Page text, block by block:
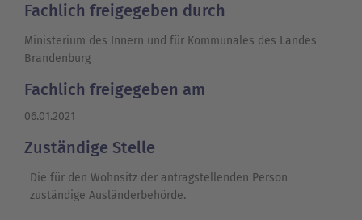
Fachlich freigegeben durch
Ministerium des Innern und für Kommunales des Landes
Brandenburg
Fachlich freigegeben am
06.01.2021
Zuständige Stelle
Die für den Wohnsitz der antragstellenden Person
zuständige Ausländerbehörde.